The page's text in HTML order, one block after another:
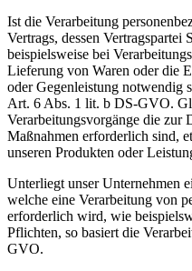
Ist die Verarbeitung
Vertrags, dessen
beispielsweise bei
Lieferung von Waren oder die
oder Gegenleistung notwendig
Art. 6 Abs. 1 lit. b DS-GVO.
Verarbeitungsvorgänge die zur
Maßnahmen erforderlich sind,
unseren Produkten oder
Unterliegt unser Unternehmen
welche eine Verarbeitung von
erforderlich wird, wie
Pflichten, so basiert die
GVO.